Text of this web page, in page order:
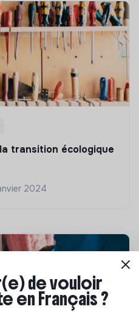
transition écologique
2024
de vouloir
en Français ?